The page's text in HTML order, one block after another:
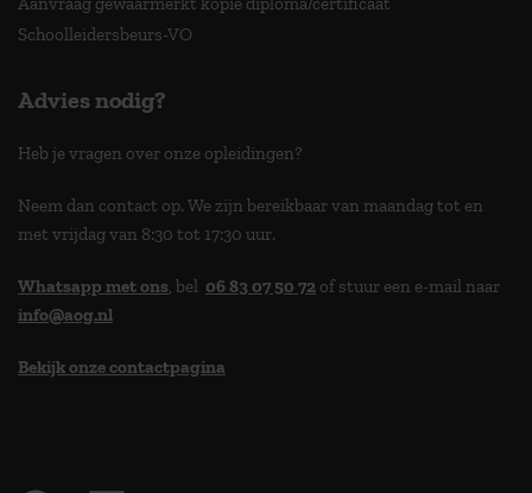
Schoolleidersbeurs-VO
Advies nodig?
Heb je vragen over onze opleidingen?
Neem dan contact op. We zijn bereikbaar van maandag tot en
met vrijdag van 8:30 tot 17:30 uur.
Whatsapp met ons, bel 06 83 07 50 72 of stuur een e-mail naar
info@aog.nl
Bekijk onze contactpagina